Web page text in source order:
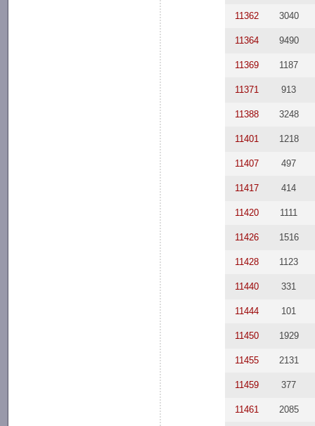
11362 3040
11364 9490
11369 1187
11371 913
11388 3248
11401 1218
11407 497
11417 414
11420 1111
11426 1516
11428 1123
11440 331
11444 101
11450 1929
11455 2131
11459 377
11461 2085